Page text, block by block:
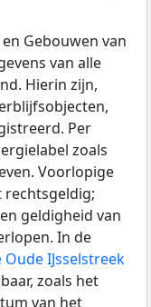
Gebouwen van
van alle
Hierin zijn,
Per
zoals
Voorlopige
rechtsgeldig;
geldigheid van
In de
IJsselstreek
zoals het
van het